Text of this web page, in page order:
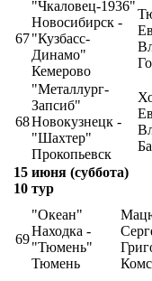
67
"Чкаловец-1936"
Новосибирск -
"Кузбасс-
Динамо"
Кемерово
68
"Металлург-
Запсиб"
Новокузнецк -
"Шахтер"
Прокопьевск
15 июня (суббота)
10 тур
69
"Океан"
Находка -
"Тюмень"
Тюмень